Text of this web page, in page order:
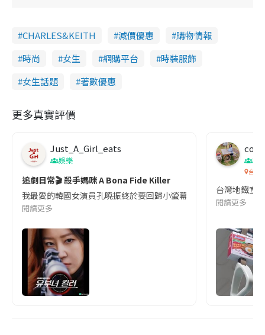
CHARLES&KEITH 減價優惠
購物情報
時尚
女生 網購平台
時裝服飾
女生話題
著數優惠
更多真實評價
Just_A_Girl_eats
娛樂
追劇日常🎬 殺手媽咪 A Bona Fide Killer
我最愛的韓國女演員孔曉振終於要回歸小螢幕啦!這次的劇本改編
閱讀更多
co
吹
台灣
台灣地鐵宣
閱讀更多